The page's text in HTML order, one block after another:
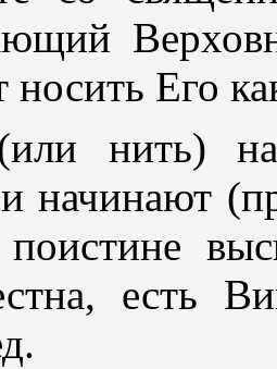
носить Его
нить)
начинают
поистине
есть